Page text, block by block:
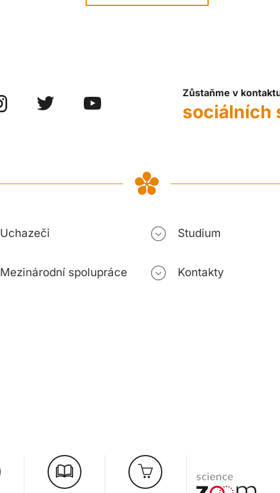
Zůstaňme v
sociálních
Uchazeči Studium
Mezinárodní spolupráce Kontakty